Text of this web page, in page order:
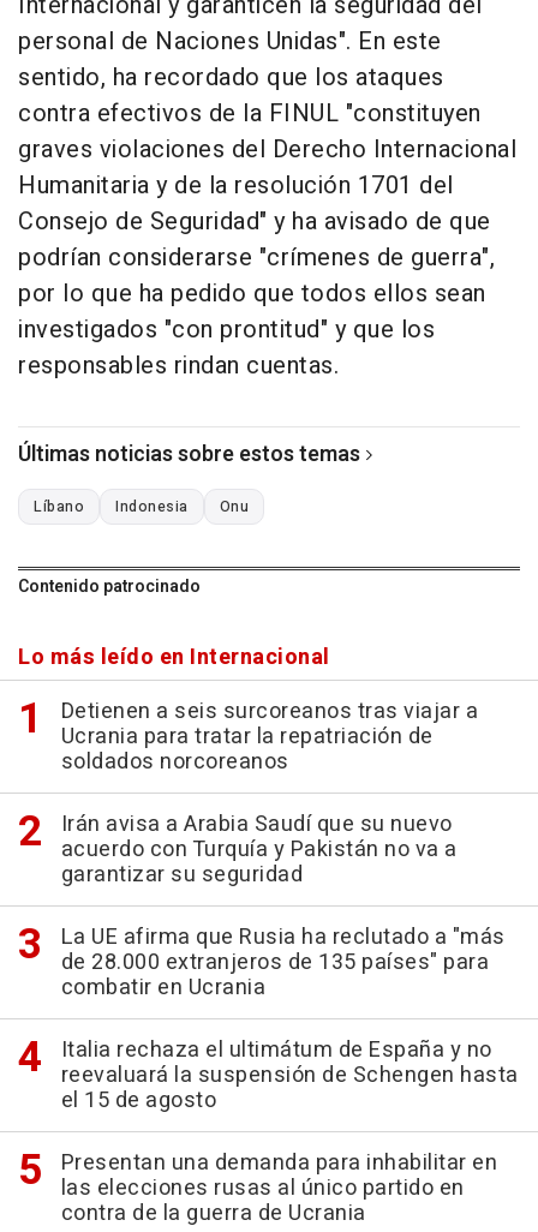
personal de Naciones Unidas". En este
sentido, ha recordado que los ataques
contra efectivos de la FINUL "constituyen
graves violaciones del Derecho Internacional
Humanitaria y de la resolución 1701 del
Consejo de Seguridad" y ha avisado de que
podrían considerarse "crímenes de guerra",
por lo que ha pedido que todos ellos sean
investigados "con prontitud" y que los
responsables rindan cuentas.
Últimas noticias sobre estos temas
Líbano Indonesia Onu
Contenido patrocinado
Lo más leído en Internacional
Detienen a seis surcoreanos tras viajar a
Ucrania para tratar la repatriación de
soldados norcoreanos
Irán avisa a Arabia Saudí que su nuevo
acuerdo con Turquía y Pakistán no va a
garantizar su seguridad
La UE afirma que Rusia ha reclutado a "más
de 28.000 extranjeros de 135 países" para
combatir en Ucrania
Italia rechaza el ultimátum de España y no
reevaluará la suspensión de Schengen hasta
el 15 de agosto
Presentan una demanda para inhabilitar en
las elecciones rusas al único partido en
contra de la guerra de Ucrania